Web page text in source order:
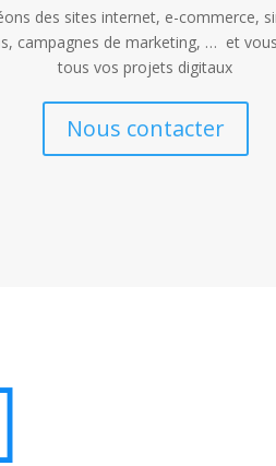
des sites internet, e-commerce,
campagnes de marketing, … et
tous vos projets digitaux
Nous contacter